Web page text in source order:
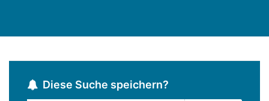
Diese Suche speichern?